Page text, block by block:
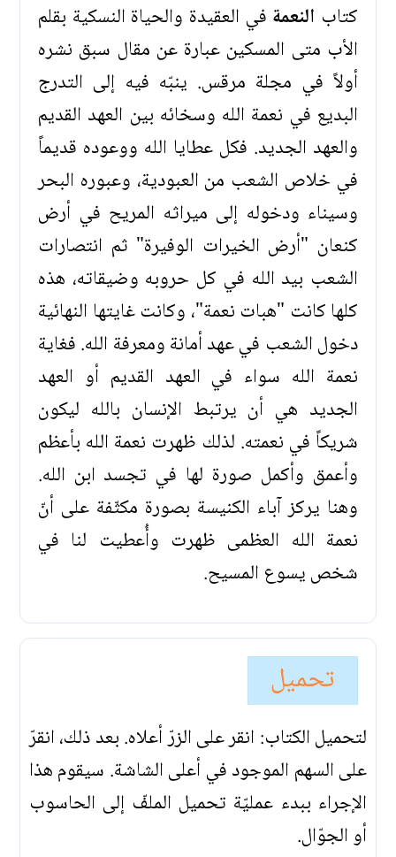
كتاب النعمة في العقيدة والحياة النسكية بقلم
الأب متى المسكين عبارة عن مقال سبق نشره
أولاً في مجلة مرقس. ينبّه فيه إلى التدرج
البديع في نعمة الله وسخائه بين العهد القديم
والعهد الجديد. فكل عطايا الله ووعوده قديماً
في خلاص الشعب من العبودية، وعبوره البحر
وسيناء ودخوله إلى ميراثه المريح في أرض
كنعان "أرض الخيرات الوفيرة" ثم انتصارات
الشعب بيد الله في كل حروبه وضيقاته، هذه
كلها كانت "هبات نعمة"، وكانت غايتها النهائية
دخول الشعب في عهد أمانة ومعرفة الله. فغاية
نعمة الله سواء في العهد القديم أو العهد
الجديد هي أن يرتبط الإنسان بالله ليكون
شريكاً في نعمته. لذلك ظهرت نعمة الله بأعظم
وأعمق وأكمل صورة لها في تجسد ابن الله.
وهنا يركز آباء الكنيسة بصورة مكثّفة على أنّ
نعمة الله العظمى ظهرت وأُعطيت لنا في
شخص يسوع المسيح.
تحميل
لتحميل الكتاب: انقر على الزرّ أعلاه. بعد ذلك، انقرّ
على السهم الموجود في أعلى الشاشة. سيقوم هذا
الإجراء ببدء عمليّة تحميل الملفّ إلى الحاسوب
أو الجوّال.